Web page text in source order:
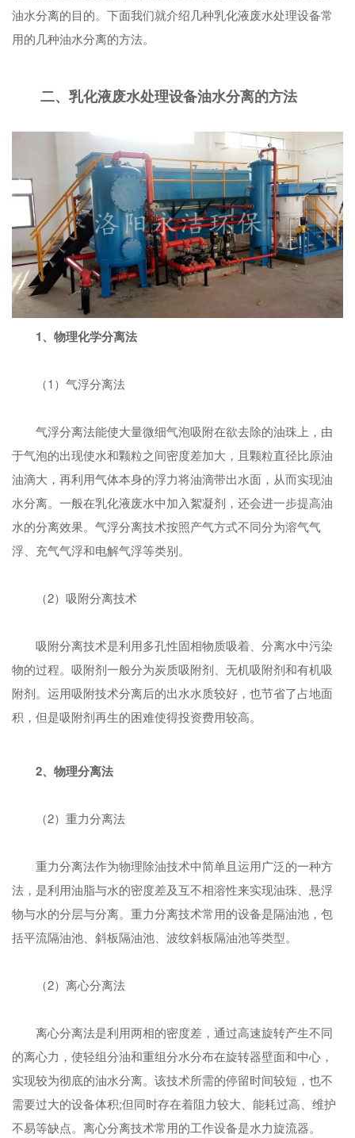
油水分离的目的。下面我们就介绍几种乳化液废水处理设备常
用的几种油水分离的方法。
二、乳化液废水处理设备油水分离的方法
1、物理化学分离法
（1）气浮分离法
气浮分离法能使大量微细气泡吸附在欲去除的油珠上，由
于气泡的出现使水和颗粒之间密度差加大，且颗粒直径比原油
油滴大，再利用气体本身的浮力将油滴带出水面，从而实现油
水分离。一般在乳化液废水中加入絮凝剂，还会进一步提高油
水的分离效果。气浮分离技术按照产气方式不同分为溶气气
浮、充气气浮和电解气浮等类别。
（2）吸附分离技术
吸附分离技术是利用多孔性固相物质吸着、分离水中污染
物的过程。吸附剂一般分为炭质吸附剂、无机吸附剂和有机吸
附剂。运用吸附技术分离后的出水水质较好，也节省了占地面
积，但是吸附剂再生的困难使得投资费用较高。
2、物理分离法
（2）重力分离法
重力分离法作为物理除油技术中简单且运用广泛的一种方
法，是利用油脂与水的密度差及互不相溶性来实现油珠、悬浮
物与水的分层与分离。重力分离技术常用的设备是隔油池，包
括平流隔油池、斜板隔油池、波纹斜板隔油池等类型。
（2）离心分离法
离心分离法是利用两相的密度差，通过高速旋转产生不同
的离心力，使轻组分油和重组分水分布在旋转器壁面和中心，
实现较为彻底的油水分离。该技术所需的停留时间较短，也不
需要过大的设备体积;但同时存在着阻力较大、能耗过高、维护
不易等缺点。离心分离技术常用的工作设备是水力旋流器。